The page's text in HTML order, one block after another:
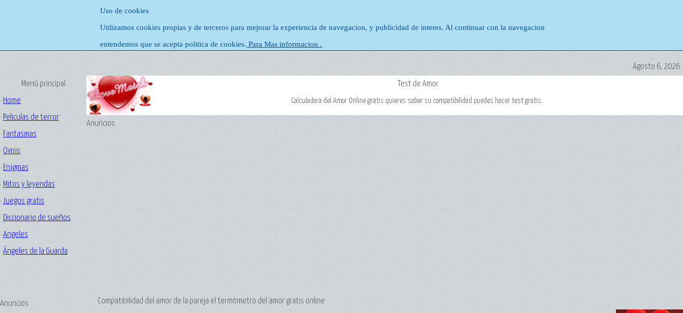
Uso de cookies
Utilizamos cookies propias y de terceros para mejorar la experiencia de navegacion, y publicidad de interes. Al continuar con la navegacion
entendemos que se acepta politica de cookies. Para Mas informacion .
Agosto 6, 2026
Menú principal
· Home
· Peliculas de terror
· Fantasmas
· Ovnis
· Enigmas
· Mitos y leyendas
· Juegos gratis
· Diccionario de sueños
· Angeles
· Ángeles de la Guarda
Anuncios
Test de Amor
Calculadora del Amor Online gratis quieres saber su compatibilidad puedes hacer test gratis.
Anuncios
Compatibilidad del amor de la pareja el termómetro del amor gratis online